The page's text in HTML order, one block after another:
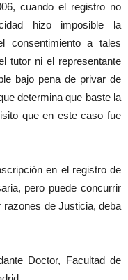
cuando el registro no
hizo imposible la
consentimiento a tales
tutor ni el representante
bajo pena de privar de
determina que baste la
que en este caso fue
en el registro de
pero puede concurrir
razones de Justicia, deba
Doctor, Facultad de